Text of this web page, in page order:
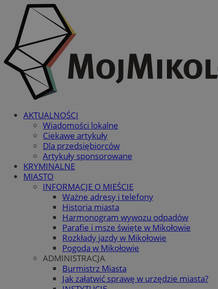
AKTUALNOŚCI
Wiadomości lokalne
Ciekawe artykuły
Dla przedsiębiorców
Artykuły sponsorowane
KRYMINALNE
MIASTO
INFORMACJE O MIEŚCIE
Ważne adresy i telefony
Historia miasta
Harmonogram wywozu odpadów
Parafie i msze święte w Mikołowie
Rozkłady jazdy w Mikołowie
Pogoda w Mikołowie
ADMINISTRACJA
Burmistrz Miasta
Jak załatwić sprawę w urzędzie miasta?